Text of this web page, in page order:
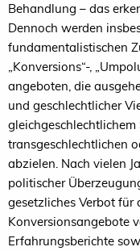
Behandlung – das
Dennoch werden
fundamentalistischen
„Konversions“-,
angeboten, die
und geschlechtlicher
transgeschlechtlichen
abzielen. Nach vielen
politischer
gesetzliches Verbot
Konversionsangebote
Erfahrungsberichte